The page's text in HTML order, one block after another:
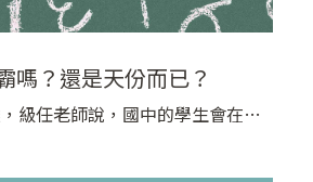
嗎？還是天份而已？
級任老師說，國中的學生會在暑
所以暑假的時候我把國中一年級的